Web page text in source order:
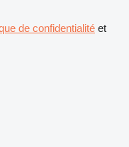
de confidentialité et